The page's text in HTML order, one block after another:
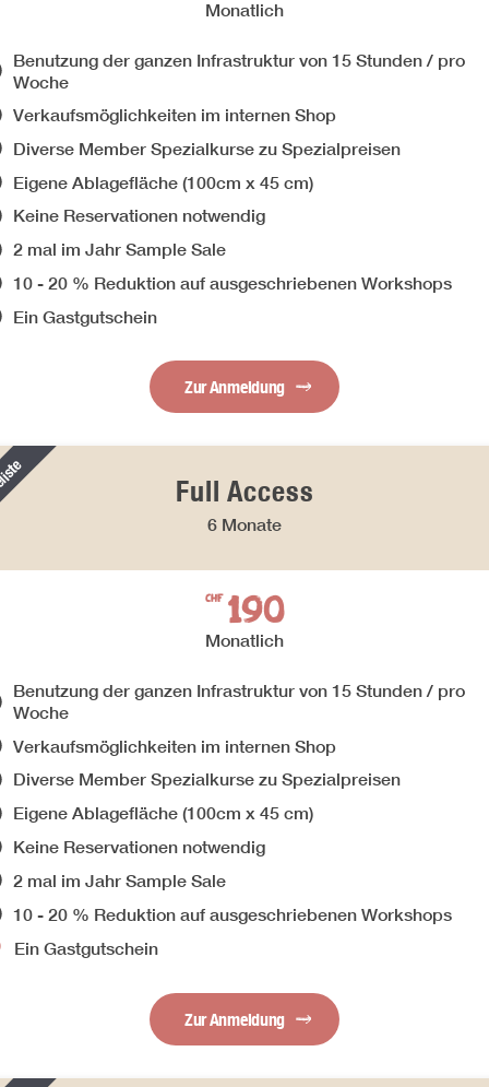
Monatlich
Benutzung der ganzen Infrastruktur von 15 Stunden / pro
Woche
Verkaufsmöglichkeiten im internen Shop
Diverse Member Spezialkurse zu Spezialpreisen
Eigene Ablagefläche (100cm x 45 cm)
Keine Reservationen notwendig
2 mal im Jahr Sample Sale
10 - 20 % Reduktion auf ausgeschriebenen Workshops
Ein Gastgutschein
Zur Anmeldung
Full Access
6 Monate
CHF 190
Monatlich
Benutzung der ganzen Infrastruktur von 15 Stunden / pro
Woche
Verkaufsmöglichkeiten im internen Shop
Diverse Member Spezialkurse zu Spezialpreisen
Eigene Ablagefläche (100cm x 45 cm)
Keine Reservationen notwendig
2 mal im Jahr Sample Sale
10 - 20 % Reduktion auf ausgeschriebenen Workshops
Ein Gastgutschein
Zur Anmeldung